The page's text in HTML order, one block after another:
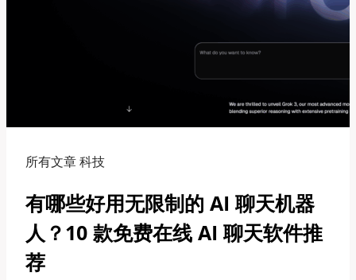
所有文章 科技
有哪些好用无限制的 AI 聊天机器
人？10 款免费在线 AI 聊天软件推
荐